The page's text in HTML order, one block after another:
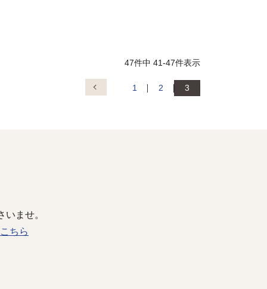
47件中 41-47件表示
1 2 3
ませ。
こちら